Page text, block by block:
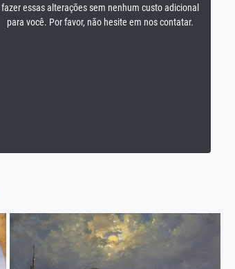
fazer essas alterações sem nenhum custo adicional
para você. Por favor, não hesite em nos contatar.